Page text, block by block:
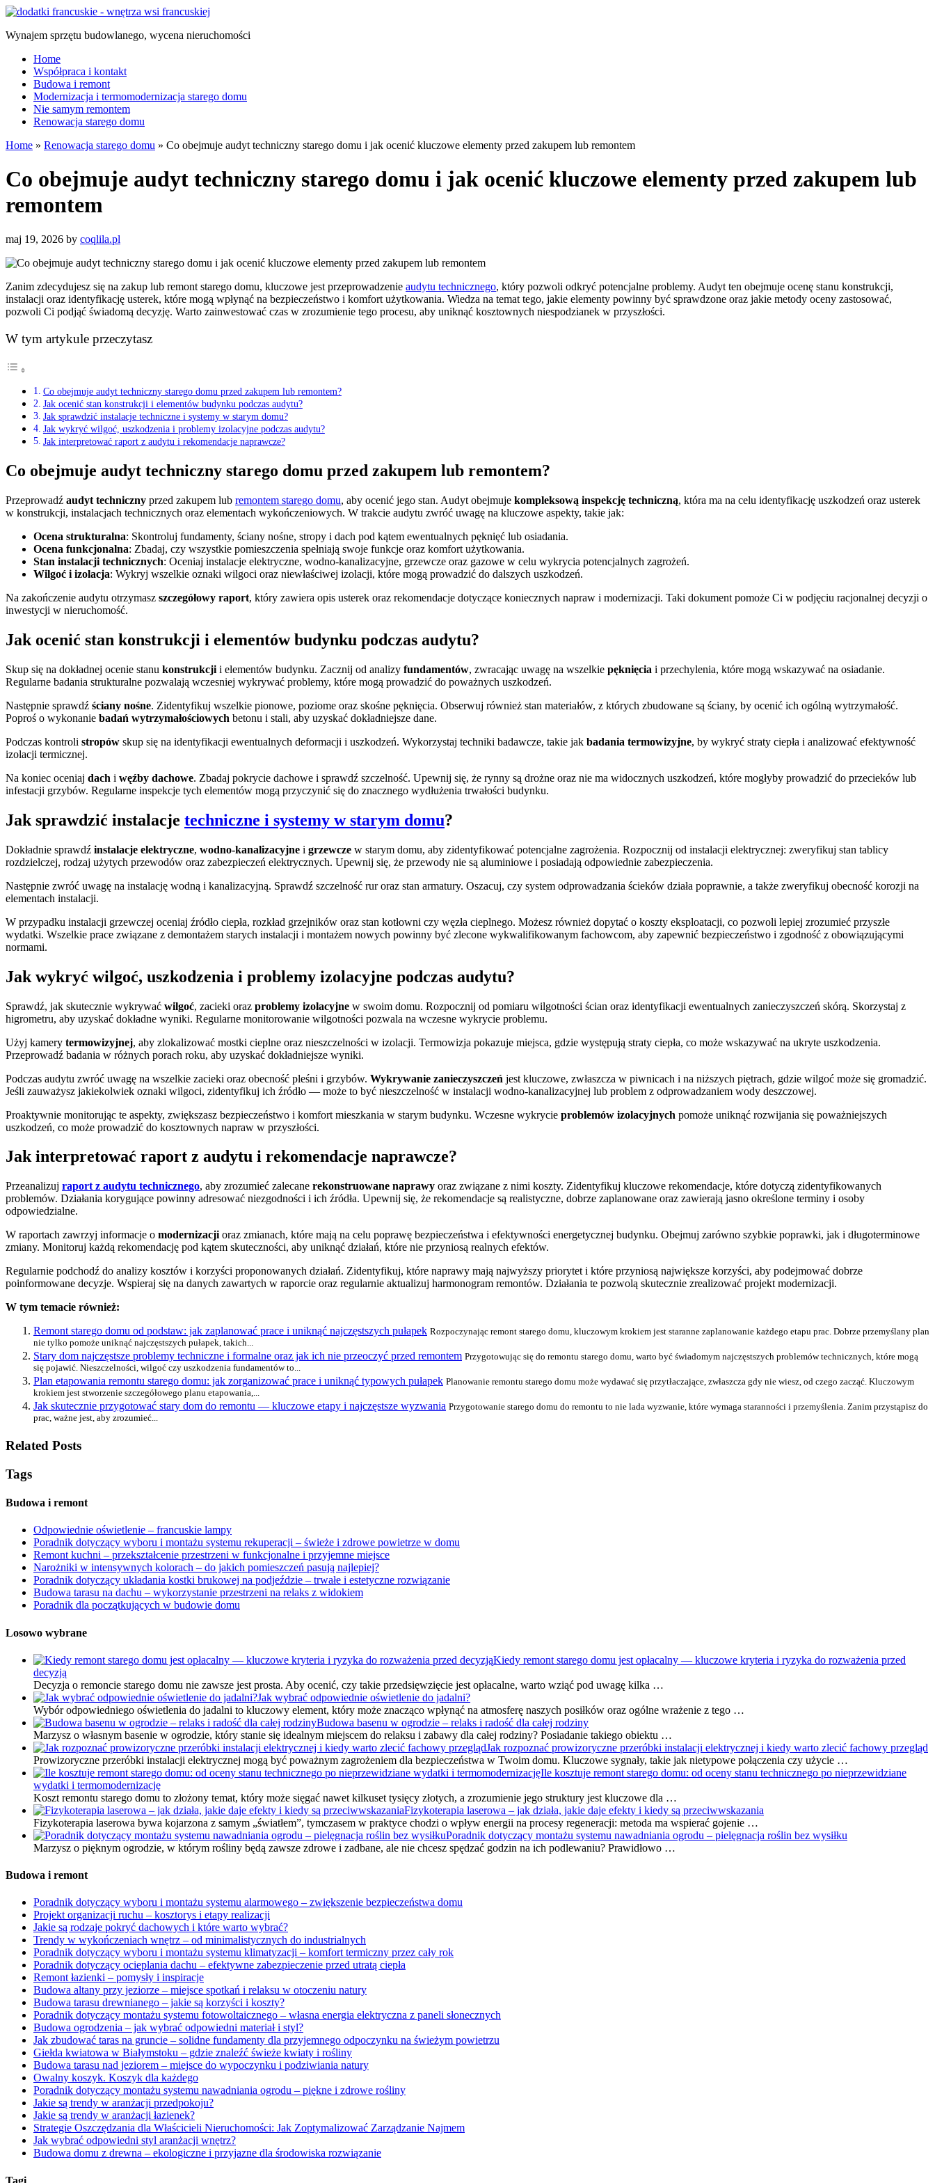
Wynajem sprzętu budowlanego, wycena nieruchomości
Home
Współpraca i kontakt
Budowa i remont
Modernizacja i termomodernizacja starego domu
Nie samym remontem
Renowacja starego domu
Home » Renowacja starego domu » Co obejmuje audyt techniczny starego domu i jak ocenić kluczowe elementy przed zakupem lub remontem
Co obejmuje audyt techniczny starego domu i jak ocenić kluczowe elementy przed zakupem lub
remontem
maj 19, 2026 by coqlila.pl
Zanim zdecydujesz się na zakup lub remont starego domu, kluczowe jest przeprowadzenie audytu technicznego, który pozwoli odkryć potencjalne problemy. Audyt ten obejmuje ocenę stanu konstrukcji,
instalacji oraz identyfikację usterek, które mogą wpłynąć na bezpieczeństwo i komfort użytkowania. Wiedza na temat tego, jakie elementy powinny być sprawdzone oraz jakie metody oceny zastosować,
pozwoli Ci podjąć świadomą decyzję. Warto zainwestować czas w zrozumienie tego procesu, aby uniknąć kosztownych niespodzianek w przyszłości.
W tym artykule przeczytasz
Co obejmuje audyt techniczny starego domu przed zakupem lub remontem?
Jak ocenić stan konstrukcji i elementów budynku podczas audytu?
Jak sprawdzić instalacje techniczne i systemy w starym domu?
Jak wykryć wilgoć, uszkodzenia i problemy izolacyjne podczas audytu?
Jak interpretować raport z audytu i rekomendacje naprawcze?
Co obejmuje audyt techniczny starego domu przed zakupem lub remontem?
Przeprowadź audyt techniczny przed zakupem lub remontem starego domu, aby ocenić jego stan. Audyt obejmuje kompleksową inspekcję techniczną, która ma na celu identyfikację uszkodzeń oraz usterek
w konstrukcji, instalacjach technicznych oraz elementach wykończeniowych. W trakcie audytu zwróć uwagę na kluczowe aspekty, takie jak:
Ocena strukturalna: Skontroluj fundamenty, ściany nośne, stropy i dach pod kątem ewentualnych pęknięć lub osiadania.
Ocena funkcjonalna: Zbadaj, czy wszystkie pomieszczenia spełniają swoje funkcje oraz komfort użytkowania.
Stan instalacji technicznych: Oceniaj instalacje elektryczne, wodno-kanalizacyjne, grzewcze oraz gazowe w celu wykrycia potencjalnych zagrożeń.
Wilgoć i izolacja: Wykryj wszelkie oznaki wilgoci oraz niewłaściwej izolacji, które mogą prowadzić do dalszych uszkodzeń.
Na zakończenie audytu otrzymasz szczegółowy raport, który zawiera opis usterek oraz rekomendacje dotyczące koniecznych napraw i modernizacji. Taki dokument pomoże Ci w podjęciu racjonalnej decyzji o
inwestycji w nieruchomość.
Jak ocenić stan konstrukcji i elementów budynku podczas audytu?
Skup się na dokładnej ocenie stanu konstrukcji i elementów budynku. Zacznij od analizy fundamentów, zwracając uwagę na wszelkie pęknięcia i przechylenia, które mogą wskazywać na osiadanie.
Regularne badania strukturalne pozwalają wczesniej wykrywać problemy, które mogą prowadzić do poważnych uszkodzeń.
Następnie sprawdź ściany nośne. Zidentyfikuj wszelkie pionowe, poziome oraz skośne pęknięcia. Obserwuj również stan materiałów, z których zbudowane są ściany, by ocenić ich ogólną wytrzymałość.
Poproś o wykonanie badań wytrzymałościowych betonu i stali, aby uzyskać dokładniejsze dane.
Podczas kontroli stropów skup się na identyfikacji ewentualnych deformacji i uszkodzeń. Wykorzystaj techniki badawcze, takie jak badania termowizyjne, by wykryć straty ciepła i analizować efektywność
izolacji termicznej.
Na koniec oceniaj dach i węźby dachowe. Zbadaj pokrycie dachowe i sprawdź szczelność. Upewnij się, że rynny są drożne oraz nie ma widocznych uszkodzeń, które mogłyby prowadzić do przecieków lub
infestacji grzybów. Regularne inspekcje tych elementów mogą przyczynić się do znacznego wydłużenia trwałości budynku.
Jak sprawdzić instalacje techniczne i systemy w starym domu?
Dokładnie sprawdź instalacje elektryczne, wodno-kanalizacyjne i grzewcze w starym domu, aby zidentyfikować potencjalne zagrożenia. Rozpocznij od instalacji elektrycznej: zweryfikuj stan tablicy
rozdzielczej, rodzaj użytych przewodów oraz zabezpieczeń elektrycznych. Upewnij się, że przewody nie są aluminiowe i posiadają odpowiednie zabezpieczenia.
Następnie zwróć uwagę na instalację wodną i kanalizacyjną. Sprawdź szczelność rur oraz stan armatury. Oszacuj, czy system odprowadzania ścieków działa poprawnie, a także zweryfikuj obecność korozji na
elementach instalacji.
W przypadku instalacji grzewczej oceniaj źródło ciepła, rozkład grzejników oraz stan kotłowni czy węzła cieplnego. Możesz również dopytać o koszty eksploatacji, co pozwoli lepiej zrozumieć przyszłe
wydatki. Wszelkie prace związane z demontażem starych instalacji i montażem nowych powinny być zlecone wykwalifikowanym fachowcom, aby zapewnić bezpieczeństwo i zgodność z obowiązującymi
normami.
Jak wykryć wilgoć, uszkodzenia i problemy izolacyjne podczas audytu?
Sprawdź, jak skutecznie wykrywać wilgoć, zacieki oraz problemy izolacyjne w swoim domu. Rozpocznij od pomiaru wilgotności ścian oraz identyfikacji ewentualnych zanieczyszczeń skórą. Skorzystaj z
higrometru, aby uzyskać dokładne wyniki. Regularne monitorowanie wilgotności pozwala na wczesne wykrycie problemu.
Użyj kamery termowizyjnej, aby zlokalizować mostki cieplne oraz nieszczelności w izolacji. Termowizja pokazuje miejsca, gdzie występują straty ciepła, co może wskazywać na ukryte uszkodzenia.
Przeprowadź badania w różnych porach roku, aby uzyskać dokładniejsze wyniki.
Podczas audytu zwróć uwagę na wszelkie zacieki oraz obecność pleśni i grzybów. Wykrywanie zanieczyszczeń jest kluczowe, zwłaszcza w piwnicach i na niższych piętrach, gdzie wilgoć może się gromadzić.
Jeśli zauważysz jakiekolwiek oznaki wilgoci, zidentyfikuj ich źródło — może to być nieszczelność w instalacji wodno-kanalizacyjnej lub problem z odprowadzaniem wody deszczowej.
Proaktywnie monitorując te aspekty, zwiększasz bezpieczeństwo i komfort mieszkania w starym budynku. Wczesne wykrycie problemów izolacyjnych pomoże uniknąć rozwijania się poważniejszych
uszkodzeń, co może prowadzić do kosztownych napraw w przyszłości.
Jak interpretować raport z audytu i rekomendacje naprawcze?
Przeanalizuj raport z audytu technicznego, aby zrozumieć zalecane rekonstruowane naprawy oraz związane z nimi koszty. Zidentyfikuj kluczowe rekomendacje, które dotyczą zidentyfikowanych
problemów. Działania korygujące powinny adresować niezgodności i ich źródła. Upewnij się, że rekomendacje są realistyczne, dobrze zaplanowane oraz zawierają jasno określone terminy i osoby
odpowiedzialne.
W raportach zawrzyj informacje o modernizacji oraz zmianach, które mają na celu poprawę bezpieczeństwa i efektywności energetycznej budynku. Obejmuj zarówno szybkie poprawki, jak i długoterminowe
zmiany. Monitoruj każdą rekomendację pod kątem skuteczności, aby uniknąć działań, które nie przyniosą realnych efektów.
Regularnie podchodź do analizy kosztów i korzyści proponowanych działań. Zidentyfikuj, które naprawy mają najwyższy priorytet i które przyniosą największe korzyści, aby podejmować dobrze
poinformowane decyzje. Wspieraj się na danych zawartych w raporcie oraz regularnie aktualizuj harmonogram remontów. Działania te pozwolą skutecznie zrealizować projekt modernizacji.
W tym temacie również:
Remont starego domu od podstaw: jak zaplanować prace i uniknąć najczęstszych pułapek Rozpoczynając remont starego domu, kluczowym krokiem jest staranne zaplanowanie każdego etapu prac. Dobrze przemyślany plan
nie tylko pomoże uniknąć najczęstszych pułapek, takich...
Stary dom najczęstsze problemy techniczne i formalne oraz jak ich nie przeoczyć przed remontem Przygotowując się do remontu starego domu, warto być świadomym najczęstszych problemów technicznych, które mogą
się pojawić. Nieszczelności, wilgoć czy uszkodzenia fundamentów to...
Plan etapowania remontu starego domu: jak zorganizować prace i uniknąć typowych pułapek Planowanie remontu starego domu może wydawać się przytłaczające, zwłaszcza gdy nie wiesz, od czego zacząć. Kluczowym
krokiem jest stworzenie szczegółowego planu etapowania,...
Jak skutecznie przygotować stary dom do remontu — kluczowe etapy i najczęstsze wyzwania Przygotowanie starego domu do remontu to nie lada wyzwanie, które wymaga staranności i przemyślenia. Zanim przystąpisz do
prac, ważne jest, aby zrozumieć...
Related Posts
Tags
Budowa i remont
Odpowiednie oświetlenie – francuskie lampy
Poradnik dotyczący wyboru i montażu systemu rekuperacji – świeże i zdrowe powietrze w domu
Remont kuchni – przekształcenie przestrzeni w funkcjonalne i przyjemne miejsce
Narożniki w intensywnych kolorach – do jakich pomieszczeń pasują najlepiej?
Poradnik dotyczący układania kostki brukowej na podjeździe – trwałe i estetyczne rozwiązanie
Budowa tarasu na dachu – wykorzystanie przestrzeni na relaks z widokiem
Poradnik dla początkujących w budowie domu
Losowo wybrane
Kiedy remont starego domu jest opłacalny — kluczowe kryteria i ryzyka do rozważenia przed
decyzją
Decyzja o remoncie starego domu nie zawsze jest prosta. Aby ocenić, czy takie przedsięwzięcie jest opłacalne, warto wziąć pod uwagę kilka …
Jak wybrać odpowiednie oświetlenie do jadalni?
Wybór odpowiedniego oświetlenia do jadalni to kluczowy element, który może znacząco wpłynąć na atmosferę naszych posiłków oraz ogólne wrażenie z tego …
Budowa basenu w ogrodzie – relaks i radość dla całej rodziny
Marzysz o własnym basenie w ogrodzie, który stanie się idealnym miejscem do relaksu i zabawy dla całej rodziny? Posiadanie takiego obiektu …
Jak rozpoznać prowizoryczne przeróbki instalacji elektrycznej i kiedy warto zlecić fachowy przegląd
Prowizoryczne przeróbki instalacji elektrycznej mogą być poważnym zagrożeniem dla bezpieczeństwa w Twoim domu. Kluczowe sygnały, takie jak nietypowe połączenia czy użycie …
Ile kosztuje remont starego domu: od oceny stanu technicznego po nieprzewidziane
wydatki i termomodernizację
Koszt remontu starego domu to złożony temat, który może sięgać nawet kilkuset tysięcy złotych, a zrozumienie jego struktury jest kluczowe dla …
Fizykoterapia laserowa – jak działa, jakie daje efekty i kiedy są przeciwwskazania
Fizykoterapia laserowa bywa kojarzona z samym „światłem”, tymczasem w praktyce chodzi o wpływ energii na procesy regeneracji: metoda ma wspierać gojenie …
Poradnik dotyczący montażu systemu nawadniania ogrodu – pielęgnacja roślin bez wysiłku
Marzysz o pięknym ogrodzie, w którym rośliny będą zawsze zdrowe i zadbane, ale nie chcesz spędzać godzin na ich podlewaniu? Prawidłowo …
Budowa i remont
Poradnik dotyczący wyboru i montażu systemu alarmowego – zwiększenie bezpieczeństwa domu
Projekt organizacji ruchu – kosztorys i etapy realizacji
Jakie są rodzaje pokryć dachowych i które warto wybrać?
Trendy w wykończeniach wnętrz – od minimalistycznych do industrialnych
Poradnik dotyczący wyboru i montażu systemu klimatyzacji – komfort termiczny przez cały rok
Poradnik dotyczący ocieplania dachu – efektywne zabezpieczenie przed utratą ciepła
Remont łazienki – pomysły i inspiracje
Budowa altany przy jeziorze – miejsce spotkań i relaksu w otoczeniu natury
Budowa tarasu drewnianego – jakie są korzyści i koszty?
Poradnik dotyczący montażu systemu fotowoltaicznego – własna energia elektryczna z paneli słonecznych
Budowa ogrodzenia – jak wybrać odpowiedni materiał i styl?
Jak zbudować taras na gruncie – solidne fundamenty dla przyjemnego odpoczynku na świeżym powietrzu
Giełda kwiatowa w Białymstoku – gdzie znaleźć świeże kwiaty i rośliny
Budowa tarasu nad jeziorem – miejsce do wypoczynku i podziwiania natury
Owalny koszyk. Koszyk dla każdego
Poradnik dotyczący montażu systemu nawadniania ogrodu – piękne i zdrowe rośliny
Jakie są trendy w aranżacji przedpokoju?
Jakie są trendy w aranżacji łazienek?
Strategie Oszczędzania dla Właścicieli Nieruchomości: Jak Zoptymalizować Zarządzanie Najmem
Jak wybrać odpowiedni styl aranżacji wnętrz?
Budowa domu z drewna – ekologiczne i przyjazne dla środowiska rozwiązanie
Tagi